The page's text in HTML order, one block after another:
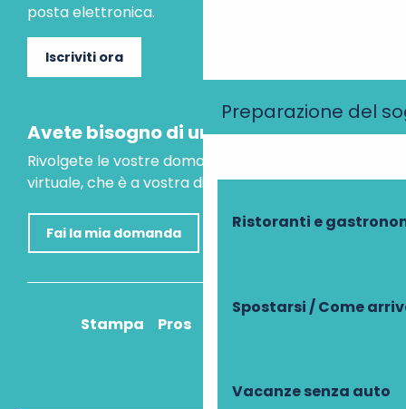
Preparazione del
Ristoranti e
Spostarsi / Come
Vacanze senza auto
posta elettronica.
Iscriviti ora
Avete bisogno di un consiglio?
Rivolgete le vostre domande al nostro assistente
virtuale, che è a vostra disposizione per aiutarvi.
Fai la mia domanda
Stampa Pros